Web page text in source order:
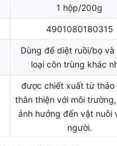
1 hộp/200g
4901080180315
Dùng để diệt ruồi/bọ và
loại côn trùng khác
được chiết xuất từ thảo
thân thiện với môi
ảnh hưởng đến vật nuôi
người.